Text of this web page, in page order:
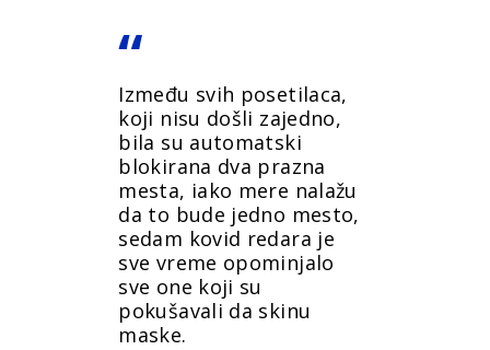
Između svih posetilaca,
koji nisu došli zajedno,
bila su automatski
blokirana dva prazna
mesta, iako mere nalažu
da to bude jedno mesto,
sedam kovid redara je
sve vreme opominjalo
sve one koji su
pokušavali da skinu
maske.